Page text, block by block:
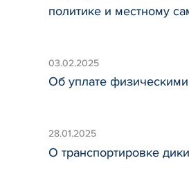
политике и местному
03.02.2025
Об уплате
28.01.2025
О транспортировке